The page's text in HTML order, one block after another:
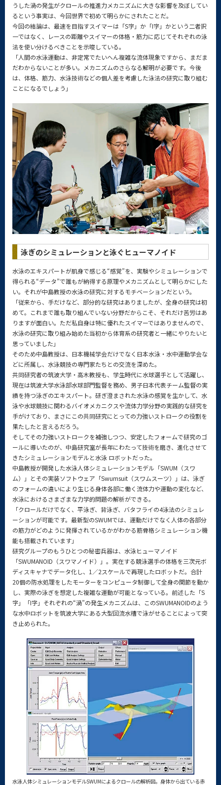
うした渦の発生がクロールの推進力メカニズムに大きな影響を及ぼしてい
るという事実は、今回世界で初めて明らかにされたことだ。
今回の結論は、最速を目指すスイマーは「S字」か「I字」かという二者択
一ではなく、レースの距離やスイマーの体格・筋力に応じてそれぞれの泳
法を使い分けるべきことを示唆している。
「人間の水泳運動は、非定常でたいへん複雑な流体現象ですから、まだま
だわからないことが多い。メカニズムのさらなる解明が必要です。今後
は、体格、筋力、水泳技術などの個人差を考慮した泳法の研究に取り組む
ことになるでしょう」
泳ぎのシミュレーションと泳ぐヒューマノイド
水泳のエキスパートが肌身で感じる“感覚”を、実験やシミュレーションで
得られる“データ”で誰もが納得する原理やメカニズムとして明らかにした
い。それが中島教授の水泳の研究に対するモチベーションだという。
「従来から、手だけなど、部分的な研究はありましたが、全身の研究は初
めて。これまで誰も取り組んでいない分野だからこそ、それだけ苦労はあ
りますが面白い。ただ私自身は特に優れたスイマーではありませんので、
水泳の研究に取り組み始めた当初から体育系の研究者と一緒にやりたいと
思っていました」
そのため中島教授は、日本機械学会だけでなく日本水泳・水中運動学会な
どに所属し、水泳競技の専門家たちとの交流を深めた。
共同研究者の筑波大学・高木教授も、学生時代に水球選手として活躍し、
現在は筑波大学水泳部水球部門監督を務め、男子日本代表チーム監督の実
績を持つ泳ぎのエキスパート。研ぎ澄まされた水泳の感覚を生かして、水
泳や水球競技に関わるバイオメカニクスや流体力学分野の実践的な研究を
手がけており、まさにこの共同研究にとっての力強いストロークの役割を
果たしたと言えるだろう。
そしてその力強いストロークを補強しつつ、安定したフォームで研究のゴ
ールに導いたのが、中島研究室が長年にわたって技術を磨き、進化させて
きたシミュレーションモデルと水泳 ロボットだった。
中島教授が開発した水泳人体シミュレーションモデル「SWUM（スワ
ム）」とその実装ソフトウェア「Swumsuit（スワムスーツ）」は、泳ぎ
のフォームの違いにより生じる身体各部に働く流体力や運動の変化など、
水泳におけるさまざまな力学的問題の解析ができる。
「クロールだけでなく、平泳ぎ、背泳ぎ、バタフライの4泳法のシミュレ
ーションが可能です。最新型のSWUMでは、運動だけでなく人体の各部分
の筋力がどのように発揮されているかがわかる筋骨格シミュレーション機
能も搭載されています」
研究グループのもうひとつの秘密兵器は、水泳ヒューマノイド
「SWUMANOID（スワマノイド）」。実在する競泳選手の体格を三次元ボ
ディスキャナでデータ化し、1／2スケールで再現したロボットだ。合計
20個の防水処理をしたモーターをコンピュータ制御して全身の関節を動か
し、実際の泳ぎを想定した複雑な運動が可能となっている。前述した「S
字」「I字」それぞれの“渦”の発生メカニズムは、このSWUMANOIDのよう
な水中ロボットを筑波大学にある大型回流水槽で泳がせることによって突
き止められた。
水泳人体シミュレーションモデルSWUMによるクロールの解析図。身体から出ている赤